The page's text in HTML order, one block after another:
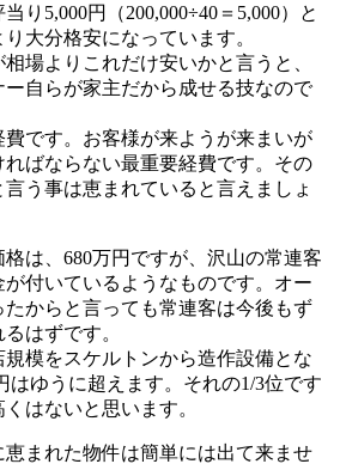
り5,000円（200,000÷40＝5,000）と
大分格安になっています。
場よりこれだけ安いかと言うと、
ー自らが家主だから成せる技なので
費です。お客様が来ようが来まいが
ればならない最重要経費です。その
う事は恵まれていると言えましょ
は、680万円ですが、沢山の常連客
が付いているようなものです。オー
たからと言っても常連客は今後もず
はずです。
規模をスケルトンから造作設備とな
はゆうに超えます。それの1/3位です
はないと思います。
恵まれた物件は簡単には出て来ませ